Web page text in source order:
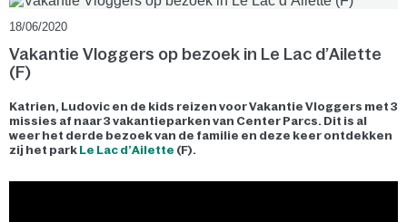
18/06/2020
Vakantie Vloggers op bezoek in Le Lac d’Ailette
(F)
Katrien, Ludovic en de kids reizen voor Vakantie Vloggers met 3
missies af naar 3 vakantieparken van Center Parcs. Dit is al
weer het derde bezoek van de familie en deze keer ontdekken
zij het park Le Lac d’Ailette (F).